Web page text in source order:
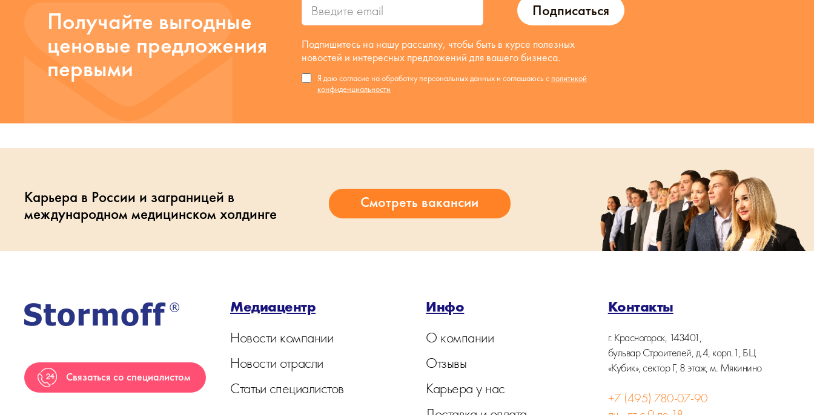
Получайте выгодные
ценовые предложения
первыми
Подписаться
Подпишитесь на нашу рассылку, чтобы быть в курсе полезных
новостей и интересных предложений для вашего бизнеса.
Я даю согласие на обработку персональных данных и соглашаюсь с политикой
конфиденциальности
Карьера в России и заграницей в
международном медицинском холдинге
Связаться со специалистом
Медиацентр
Новости компании
Новости отрасли
Статьи специалистов
Инфо
О компании
Отзывы
Карьера у нас
Контакты
г. Красногорск, 143401,
бульвар Строителей, д.4, корп.1, БЦ
«Кубик», сектор Г, 8 этаж, м. Мякинино
+7 (495) 780-07-90